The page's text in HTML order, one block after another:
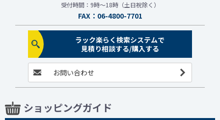
受付時間：9時～18時（土日祝除く）
FAX：06-4800-7701
ラック楽らく検索システムで
見積り相談する/購入する
お問い合わせ
ショッピングガイド